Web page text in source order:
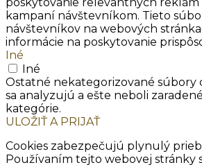
kampaní návštevníkom. Tieto
návštevníkov na webových
informácie na poskytovanie
Iné
Iné
Ostatné nekategorizované súbory
sa analyzujú a ešte neboli
kategórie.
ULOŽIŤ A PRIJAŤ
Cookies zabezpečujú plynulý
Používaním tejto webovej stránky